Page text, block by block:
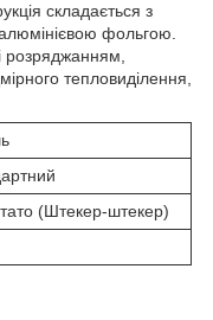
складається з
фольгою.
розряджанням,
тепловиділення,
(Штекер-штекер)